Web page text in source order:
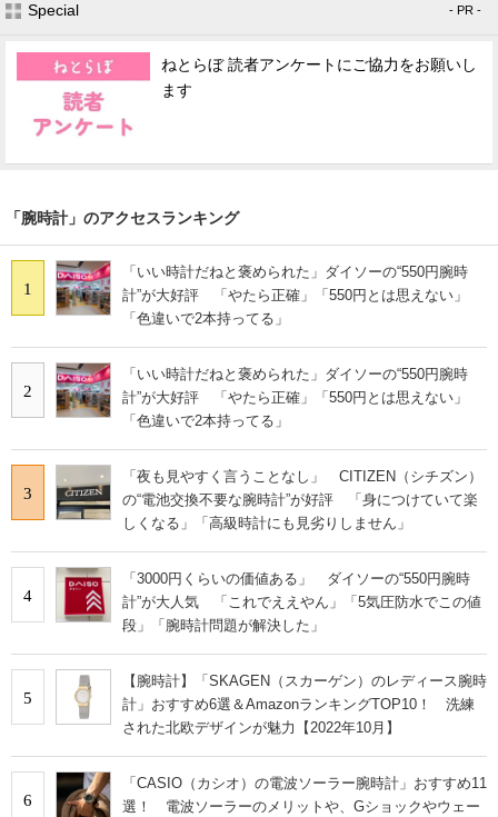
Special - PR -
ねとらぼ 読者アンケートにご協力をお願いし
ます
「腕時計」のアクセスランキング
1
「いい時計だねと褒められた」ダイソーの“550円腕時
計”が大好評 「やたら正確」「550円とは思えない」
「色違いで2本持ってる」
2
「いい時計だねと褒められた」ダイソーの“550円腕時
計”が大好評 「やたら正確」「550円とは思えない」
「色違いで2本持ってる」
3
「夜も見やすく言うことなし」 CITIZEN（シチズン）
の“電池交換不要な腕時計”が好評 「身につけていて楽
しくなる」「高級時計にも見劣りしません」
4
「3000円くらいの価値ある」 ダイソーの“550円腕時
計”が大人気 「これでええやん」「5気圧防水でこの値
段」「腕時計問題が解決した」
5
【腕時計】「SKAGEN（スカーゲン）のレディース腕時
計」おすすめ6選＆AmazonランキングTOP10！ 洗練
された北欧デザインが魅力【2022年10月】
6
「CASIO（カシオ）の電波ソーラー腕時計」おすすめ11
選！ 電波ソーラーのメリットや、Gショックやウェー